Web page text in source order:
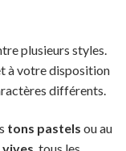
plusieurs styles.
à votre disposition
différents.
tons pastels ou au